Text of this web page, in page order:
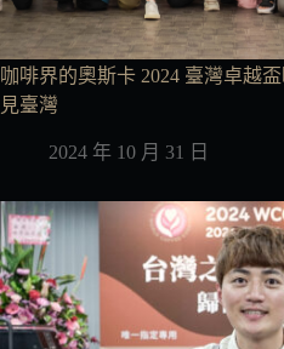
咖啡界的奧斯卡 2024 臺灣卓越
見臺灣
2024 年 10 月 31 日